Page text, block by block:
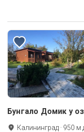
Бунгало Домик у
Калининград · 950 м